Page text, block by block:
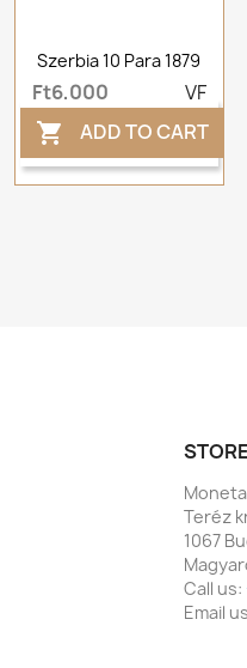
Szerbia 10 Para 1879
Ft6,000 VF
 ADD TO CART
Teréz
1067
Call us:
Email